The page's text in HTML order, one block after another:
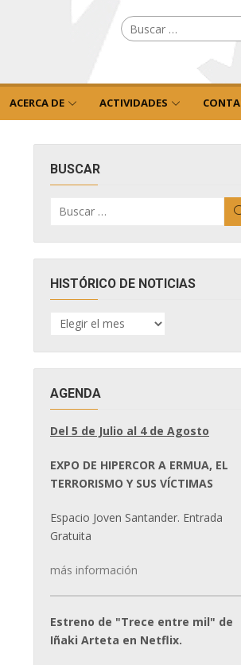
Buscar
por:
ACERCA DE ACTIVIDADES
BUSCAR
por:
HISTÓRICO DE NOTICIAS
HISTÓRICO
DE
AGENDA
Del 5 de Julio al 4 de Agosto
EXPO DE HIPERCOR A ERMUA, EL
TERRORISMO Y SUS VÍCTIMAS
Espacio Joven Santander. Entrada
Gratuita
más información
Estreno de "Trece entre mil" de
Iñaki Arteta en Netflix.